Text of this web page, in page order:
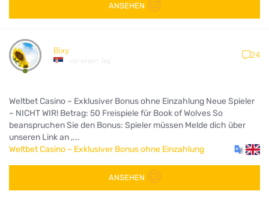
ANSEHEN
Bixy
vor einem Tag
24
Weltbet Casino – Exklusiver Bonus ohne Einzahlung Neue Spieler
– NICHT WIR! Betrag: 50 Freispiele für Book of Wolves So
beanspruchen Sie den Bonus: Spieler müssen Melde dich über
unseren Link an ,...
Weltbet Casino – Exklusiver Bonus ohne Einzahlung
ANSEHEN